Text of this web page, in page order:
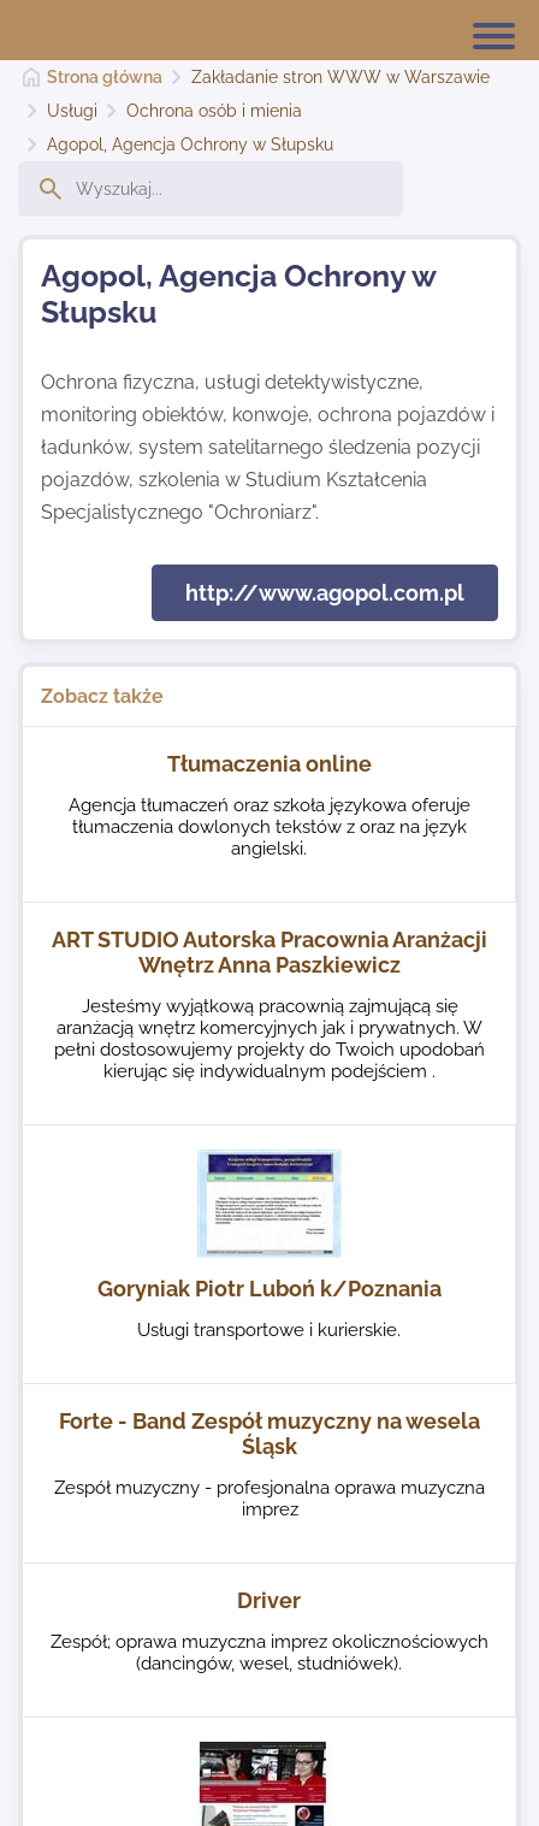
Strona główna
Dodaj stronę
Kontakt
Strona główna
Zakładanie stron WWW w Warszawie
Usługi
Ochrona osób i mienia
Agopol, Agencja Ochrony w Słupsku
Agopol, Agencja Ochrony w
Słupsku
Ochrona fizyczna, usługi detektywistyczne,
monitoring obiektów, konwoje, ochrona pojazdów i
ładunków, system satelitarnego śledzenia pozycji
pojazdów, szkolenia w Studium Kształcenia
Specjalistycznego "Ochroniarz".
http://www.agopol.com.pl
Zobacz także
Tłumaczenia online
Agencja tłumaczeń oraz szkoła językowa oferuje
tłumaczenia dowlonych tekstów z oraz na język
angielski.
ART STUDIO Autorska Pracownia Aranżacji
Wnętrz Anna Paszkiewicz
Jesteśmy wyjątkową pracownią zajmującą się
aranżacją wnętrz komercyjnych jak i prywatnych. W
pełni dostosowujemy projekty do Twoich upodobań
kierując się indywidualnym podejściem .
Goryniak Piotr Luboń k/Poznania
Usługi transportowe i kurierskie.
Forte - Band Zespół muzyczny na wesela
Śląsk
Zespół muzyczny - profesjonalna oprawa muzyczna
imprez
Driver
Zespół; oprawa muzyczna imprez okolicznościowych
(dancingów, wesel, studniówek).